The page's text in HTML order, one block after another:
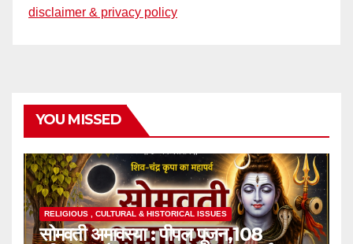
disclaimer & privacy policy
YOU MISSED
RELIGIOUS , CULTURAL & HISTORICAL ISSUES
सोमवती अमावस्या : पीपल पूजन,108